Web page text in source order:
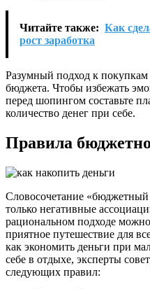
Читайте также: Как
рост заработка
Разумный подход к покупкам
бюджета. Чтобы избежать
перед шопингом составьте
количество денег при себе.
Правила
Словосочетание
только негативные
рациональном подходе
приятное путешествие для
как экономить деньги при
себе в отдыхе, эксперты
следующих правил: